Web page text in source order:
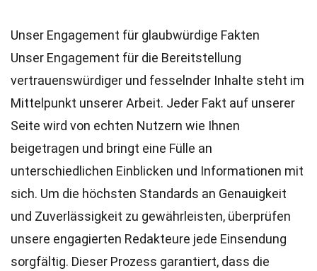
Unser Engagement für glaubwürdige Fakten
Unser Engagement für die Bereitstellung
vertrauenswürdiger und fesselnder Inhalte steht im
Mittelpunkt unserer Arbeit. Jeder Fakt auf unserer
Seite wird von echten Nutzern wie Ihnen
beigetragen und bringt eine Fülle an
unterschiedlichen Einblicken und Informationen mit
sich. Um die höchsten Standards an Genauigkeit
und Zuverlässigkeit zu gewährleisten, überprüfen
unsere engagierten Redakteure jede Einsendung
sorgfältig. Dieser Prozess garantiert, dass die